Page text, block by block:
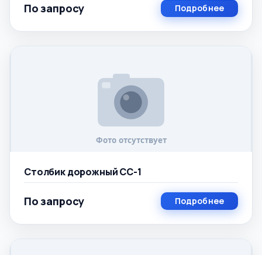
По запросу Подробнее
Столбик дорожный СС-1
По запросу Подробнее